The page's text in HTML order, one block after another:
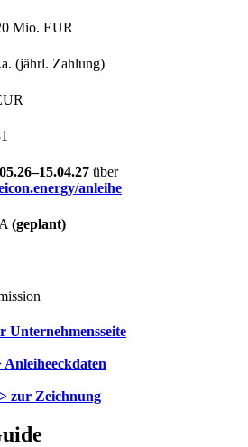
Mio. EUR
(jährl. Zahlung)
über
anleihe
(geplant)
Unternehmensseite
Anleiheeckdaten
zur Zeichnung